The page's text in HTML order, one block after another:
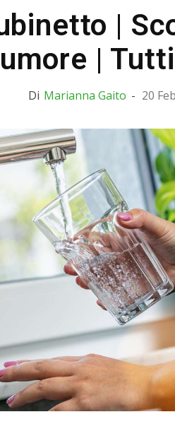
|
|
Di Marianna Gaito - 20